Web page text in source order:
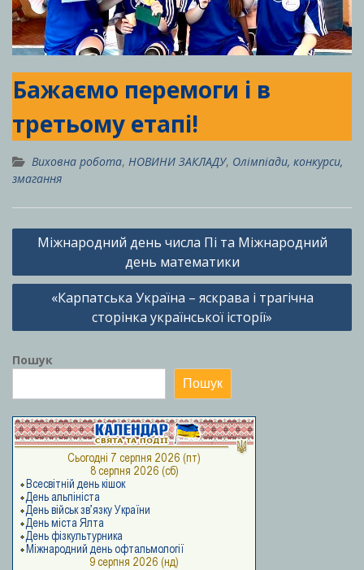
Бажаємо перемоги і в
третьому етапі!
Виховна робота, НОВИНИ ЗАКЛАДУ, Олімпіади, конкурси,
змагання
Навігація
Міжнародний день числа Пі та Міжнародний
день математики
«Карпатська Україна – яскрава і трагічна
сторінка української історії»
Пошук
Пошук